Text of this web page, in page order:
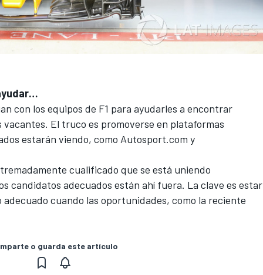
con los equipos de F1 para ayudarles a encontrar
El truco es promoverse en plataformas
estarán viendo, como Autosport.com y
cualificado que se está uniendo
candidatos adecuados están ahí fuera. La clave es estar
cuando las oportunidades, como la reciente
o guarda este artículo